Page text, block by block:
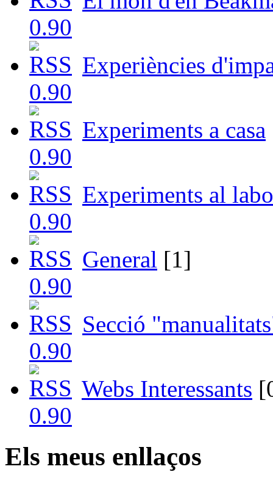
Experiències
Experiments a casa
Experiments al
General [1]
Secció
Webs Interessants
Els meus enllaços